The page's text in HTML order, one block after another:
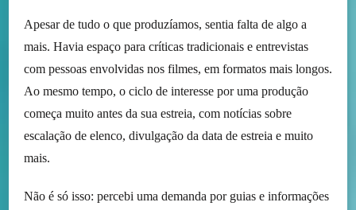
Apesar de tudo o que produzíamos, sentia falta de algo a
mais. Havia espaço para críticas tradicionais e entrevistas
com pessoas envolvidas nos filmes, em formatos mais longos.
Ao mesmo tempo, o ciclo de interesse por uma produção
começa muito antes da sua estreia, com notícias sobre
escalação de elenco, divulgação da data de estreia e muito
mais.
Não é só isso: percebi uma demanda por guias e informações